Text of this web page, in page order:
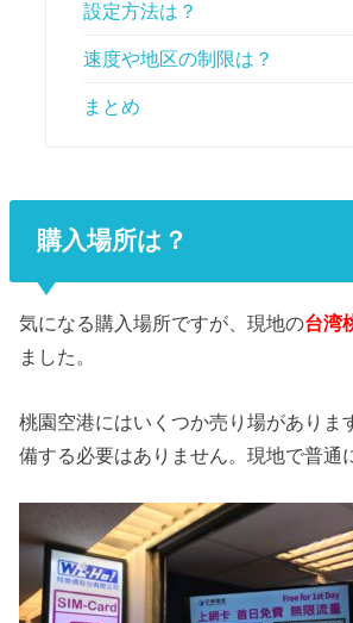
設定方法は？
速度や地区の制限は？
まとめ
購入場所は？
気になる購入場所ですが、現地の台湾
ました。
桃園空港にはいくつか売り場がありま
備する必要はありません。現地で普通